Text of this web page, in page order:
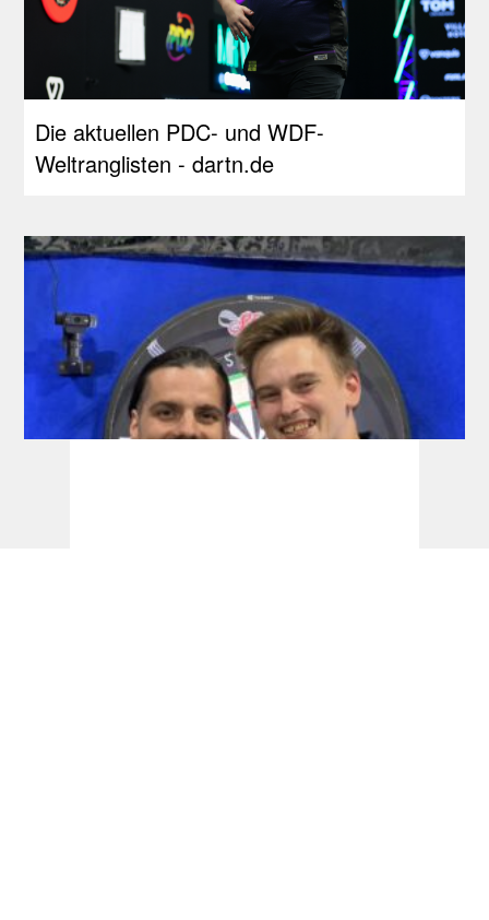
Die aktuellen PDC- und WDF-
Weltranglisten - dartn.de